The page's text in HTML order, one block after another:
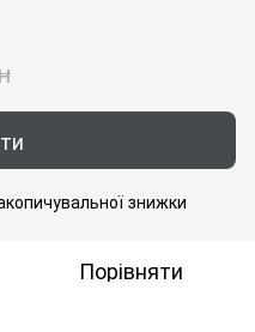
знижки
Порівняти